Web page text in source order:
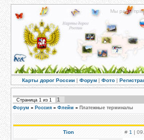
Мы рады
Карты дорог России | Форум | Фото |
Страница 1 из 1 1
Форум » Россия » Флейм » Платежные терминалы
Tion # 1 |